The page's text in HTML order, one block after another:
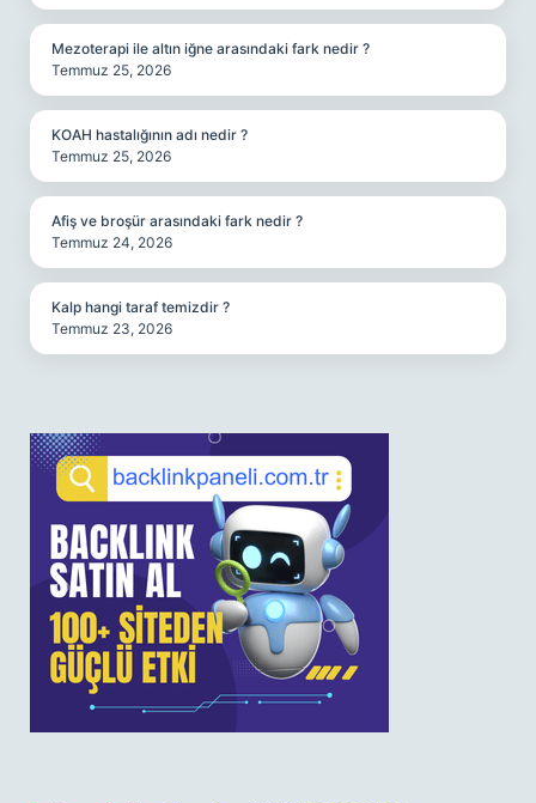
Mezoterapi ile altın iğne arasındaki fark nedir ?
Temmuz 25, 2026
KOAH hastalığının adı nedir ?
Temmuz 25, 2026
Afiş ve broşür arasındaki fark nedir ?
Temmuz 24, 2026
Kalp hangi taraf temizdir ?
Temmuz 23, 2026